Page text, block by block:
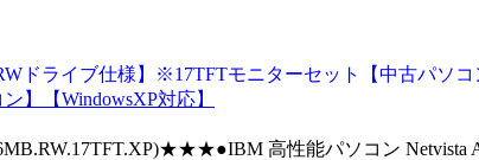
】【WindowsXP対応】
高性能パソコン Netvista